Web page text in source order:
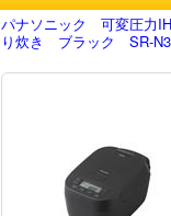
パナソニック 可変圧力
り炊き ブラック SR-